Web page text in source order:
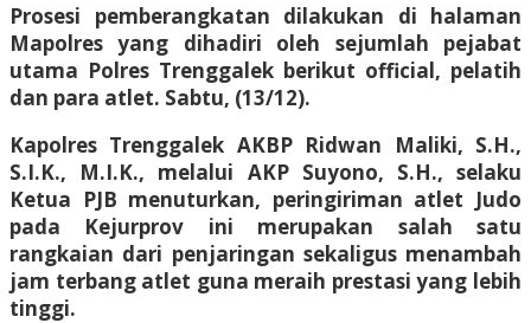
Prosesi pemberangkatan dilakukan di halaman
Mapolres yang dihadiri oleh sejumlah pejabat
utama Polres Trenggalek berikut official, pelatih
dan para atlet. Sabtu, (13/12).
Kapolres Trenggalek AKBP Ridwan Maliki, S.H.,
S.I.K., M.I.K., melalui AKP Suyono, S.H., selaku
Ketua PJB menuturkan, peringiriman atlet Judo
pada Kejurprov ini merupakan salah satu
rangkaian dari penjaringan sekaligus menambah
jam terbang atlet guna meraih prestasi yang lebih
tinggi.